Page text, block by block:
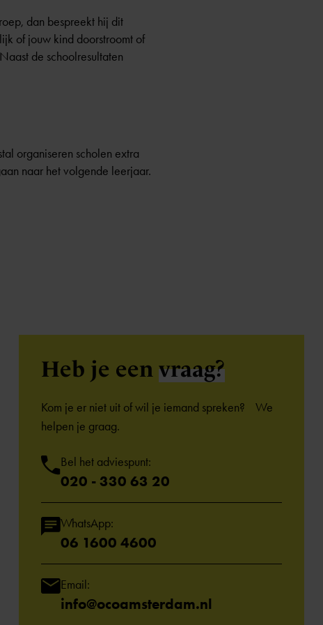
dan bespreekt hij dit
of jouw kind doorstroomt of
de schoolresultaten
organiseren scholen extra
naar het volgende leerjaar.
Heb je een vraag?
Kom je er niet uit of wil je iemand spreken? We
helpen je graag.
Bel het adviespunt:
020 - 330 63 20
WhatsApp:
06 1600 4600
Email:
info@ocoamsterdam.nl